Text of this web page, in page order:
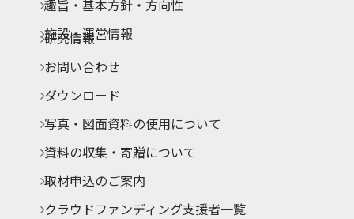
趣旨・基本方針・方向性
施設・運営情報
研究情報
お問い合わせ
ダウンロード
写真・図面資料の使用について
資料の収集・寄贈について
取材申込のご案内
クラウドファンディング支援者一覧